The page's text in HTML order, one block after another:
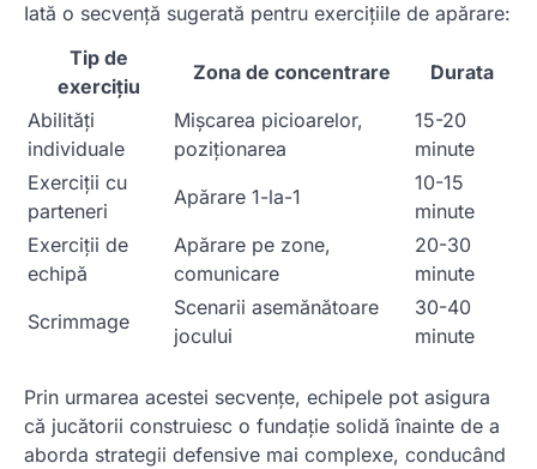
Iată o secvență sugerată pentru exercițiile de apărare:
Tip de
exercițiu
Zona de concentrare
Durata
Abilități
individuale
Mișcarea picioarelor,
poziționarea
15-20
minute
Exerciții cu
parteneri
Apărare 1-la-1
10-15
minute
Exerciții de
echipă
Apărare pe zone,
comunicare
20-30
minute
Scrimmage
Scenarii asemănătoare
jocului
30-40
minute
Prin urmarea acestei secvențe, echipele pot asigura
că jucătorii construiesc o fundație solidă înainte de a
aborda strategii defensive mai complexe, conducând